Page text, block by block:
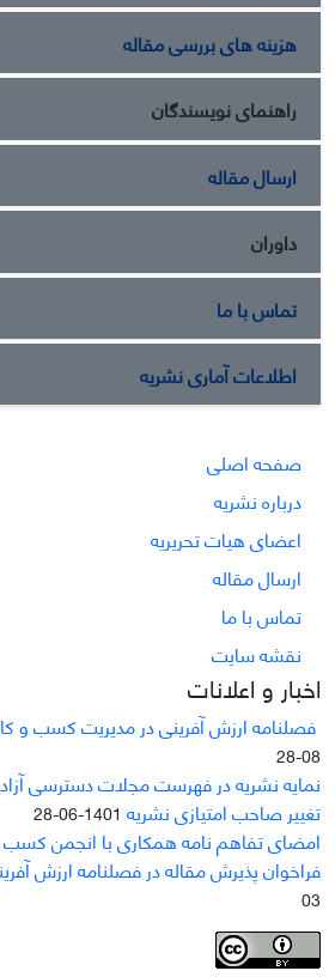
هزینه های بررسی مقاله
راهنمای نویسندگان
ارسال مقاله
داوران
تماس با ما
اطلاعات آماری نشریه
صفحه اصلی
درباره نشریه
اعضای هیات تحریریه
ارسال مقاله
تماس با ما
نقشه سایت
اخبار و اعلانات
فصلنامه ارزش آفرینی در مدیریت کسب و
08-28
نمایه نشریه در فهرست مجلات دسترسی آزاد DOAJ
تغییر صاحب امتیازی نشریه 1401-06-28
امضای تفاهم نامه همکاری با انجمن کسب
فراخوان پذیرش مقاله در فصلنامه ارزش
03